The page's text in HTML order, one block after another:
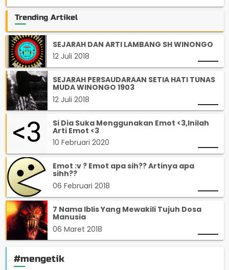
Trending Artikel
SEJARAH DAN ARTI LAMBANG SH WINONGO
12 Juli 2018
SEJARAH PERSAUDARAAN SETIA HATI TUNAS
MUDA WINONGO 1903
12 Juli 2018
Si Dia Suka Menggunakan Emot <3,Inilah
Arti Emot <3
10 Februari 2020
Emot :v ? Emot apa sih?? Artinya apa
sihh??
06 Februari 2018
7 Nama Iblis Yang Mewakili Tujuh Dosa
Manusia
06 Maret 2018
#mengetik